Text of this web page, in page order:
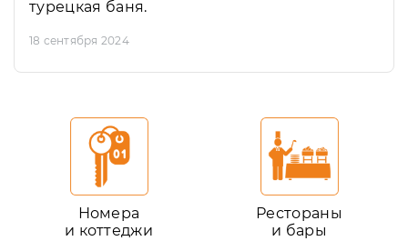
турецкая баня.
18 сентября 2024
Номера
и коттеджи
Рестораны
и бары